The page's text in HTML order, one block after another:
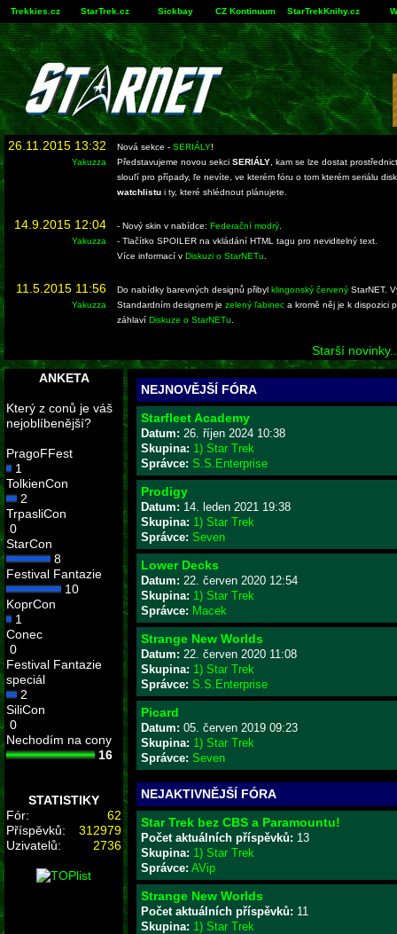
Trekkies.cz StarTrek.cz Sickbay CZ Kontinuum StarTrekKnihy.cz
26.11.2015 13:32
Yakuzza
Nová sekce - SERIÁLY!
Představujeme novou sekci SERIÁLY , kam se lze dostat
slouľí pro případy, ľe nevíte, ve kterém fóru o tom kterém seriálu
watchlistu i ty, které shlédnout plánujete.
14.9.2015 12:04
Yakuzza
- Nový skin v nabídce: Federační modrý
- Tlačítko SPOILER na vkládání HTML tagu pro neviditelný text.
Více informací v Diskuzi o StarNETu
11.5.2015 11:56
Yakuzza
Do nabídky barevných designů přibyl klingonský červený StarNET.
Standardním designem je zelený ľabinec a kromě něj je k dispozici
záhlaví Diskuze o StarNETu
Starší
ANKETA
Který z conů je váš
nejoblíbenější?
PragoFFest
1
TolkienCon
2
TrpasliCon
0
StarCon
8
Festival Fantazie
10
KoprCon
1
Conec
0
Festival Fantazie
speciál
2
SiliCon
0
Nechodím na cony
16
STATISTIKY
Fór:
62
Příspěvků:
312979
Uzivatelů:
2736
NEJNOVĚJŠÍ FÓRA
Starfleet Academy
Datum: 26. říjen 2024 10:38
Skupina: 1) Star Trek
Správce: S.S.Enterprise
Prodigy
Datum: 14. leden 2021 19:38
Skupina: 1) Star Trek
Správce: Seven
Lower Decks
Datum: 22. červen 2020 12:54
Skupina: 1) Star Trek
Správce: Macek
Strange New Worlds
Datum: 22. červen 2020 11:08
Skupina: 1) Star Trek
Správce: S.S.Enterprise
Picard
Datum: 05. červen 2019 09:23
Skupina: 1) Star Trek
Správce: Seven
NEJAKTIVNĚJŠÍ FÓRA
Star Trek bez CBS a Paramountu!
Počet aktuálních příspěvků: 13
Skupina: 1) Star Trek
Správce: AVip
Strange New Worlds
Počet aktuálních příspěvků: 11
Skupina: 1) Star Trek